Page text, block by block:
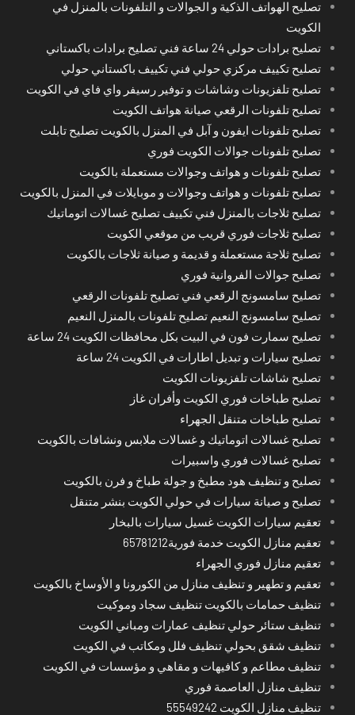
تصليح الهواتف الذكية و الجوالات و التلفونات بالمنزل في
الكويت
تصليح برادات حولي 24 ساعة فني تصليح برادات باكستاني
تصليح تكييف مركزي حولي فني تكييف باكستاني حولي
تصليح تلفزيونات وشاشات و توفير رسيفر واي فاي في الكويت
تصليح تلفونات الرقعي صيانة هواتف الكويت
تصليح تلفونات ايفون و آبل في المنزل بالكويت تصليح تابلت
تصليح تلفونات جوالات الكويت فوري
تصليح تلفونات و هواتف وجوالات مستعملة بالكويت
تصليح تلفونات و هواتف وجوالات و موبايلات في المنزل بالكويت
تصليح ثلاجات بالمنزل فني تكييف تصليح غسالات اتوماتيك
تصليح ثلاجات فوري قريب من موقعي الكويت
تصليح ثلاجة مستعملة و قديمة و صيانة ثلاجات بالكويت
تصليح جوالات الفروانية فوري
تصليح سامسونج الرقعي فني تصليح تلفونات الرقعي
تصليح سامسونج النعيم تصليح تلفونات بالمنزل النعيم
تصليح سمارت فون في البيت بكل محافظات الكويت 24 ساعة
تصليح سيارات و تبديل اطارات في الكويت 24 ساعة
تصليح شاشات تلفزيونات الكويت
تصليح طباخات فوري الكويت وأفران غاز
تصليح طباخات متنقل الجهراء
تصليح غسالات اتوماتيك و غسالات ملابس ونشافات بالكويت
تصليح غسالات فوري واسبيرات
تصليح و تنظيف هود مطبخ و جولة طباخ و فرن بالكويت
تصليح و صيانة سيارات في حولي الكويت بنشر متنقل
تعقيم سيارات الكويت غسيل سيارات بالبخار
تعقيم منازل الكويت خدمة فورية65781212
تعقيم منازل فوري الجهراء
تعقيم و تطهير و تنظيف منازل من الكورونا و الأوساخ بالكويت
تنظيف حمامات بالكويت تنظيف سجاد وموكيت
تنظيف ستائر حولي تنظيف عمارات ومباني الكويت
تنظيف شقق بحولي تنظيف فلل ومكاتب في الكويت
تنظيف مطاعم و كافيهات و مقاهي و مؤسسات في الكويت
تنظيف منازل العاصمة فوري
تنظيف منازل الكويت 55549242